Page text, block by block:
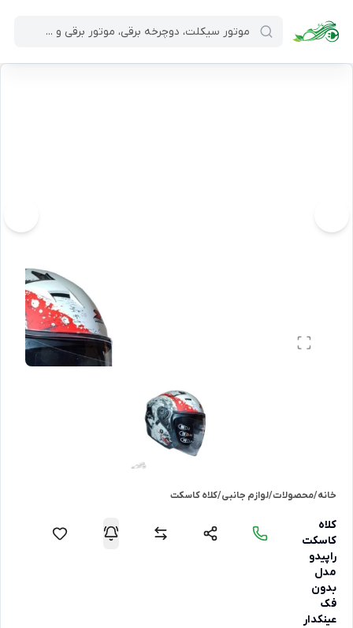
خانه/محصولات/لوازم جانبی/کلاه کاسکت
کلاه
کاسکت
راپیدو
مدل
بدون
فک
عینکدار